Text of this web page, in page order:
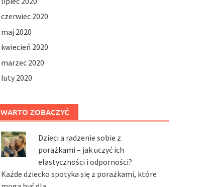
czerwiec 2020
maj 2020
kwiecień 2020
marzec 2020
luty 2020
WARTO ZOBACZYĆ
Dzieci a radzenie sobie z
porażkami – jak uczyć ich
elastyczności i odporności?
Każde dziecko spotyka się z porażkami, które